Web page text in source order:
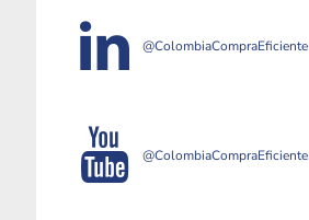
@ColombiaCompraEficiente
@ColombiaCompraEficiente